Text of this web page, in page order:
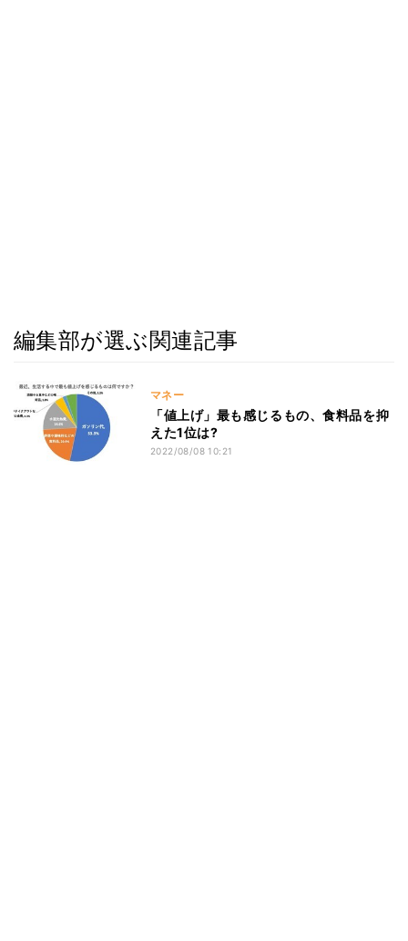
編集部が選ぶ関連記事
マネー
「値上げ」最も感じるもの、食料品を抑
えた1位は?
2022/08/08 10:21